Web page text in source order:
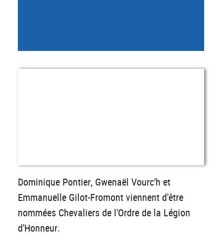
Dominique Pontier, Gwenaël Vourc'h et
Emmanuelle Gilot-Fromont viennent d'être
nommées Chevaliers de l'Ordre de la Légion
d'Honneur.